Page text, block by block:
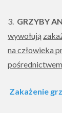
3. GRZYBY
wywołują
na człowieka
Zakażenie